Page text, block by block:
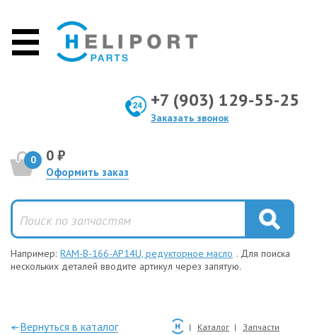
+7 (903) 129-55-25
Заказать звонок
0 0 ₽
Оформить заказ
Например: RAM-B-166-AP14U, редукторное масло . Для поиска
нескольких деталей вводите артикул через запятую.
—Вернуться в каталог Каталог Запчасти